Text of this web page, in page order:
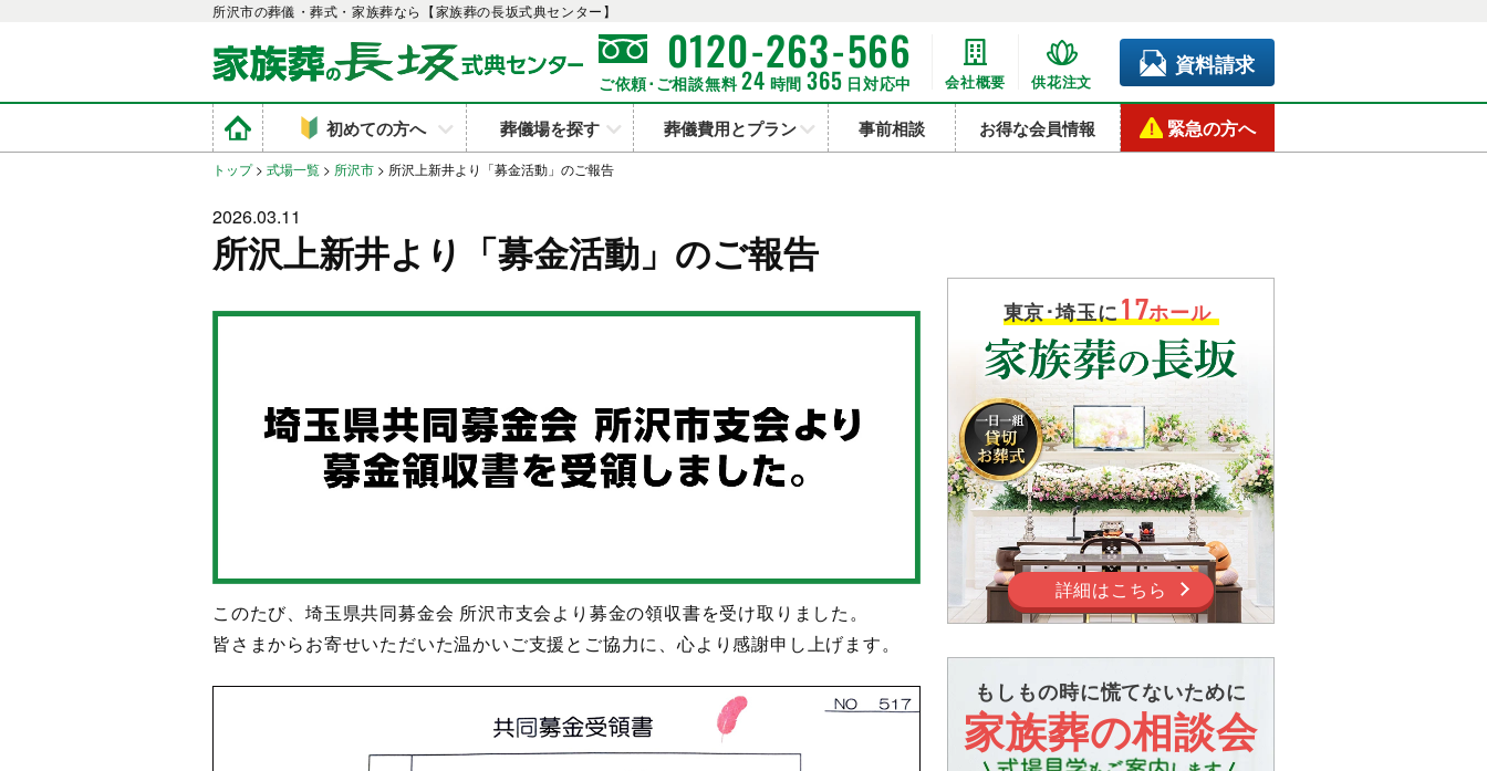
所沢市の葬儀・葬式・家族葬なら【家族葬の長坂式典センター】
0120-263-566
ご依頼･ご相談無料 24 時間 365 日対応中 会社概要 供花注文
資料請求
初めての方へ 葬儀場を探す 葬儀費用とプラン 事前相談 お得な会員情報 緊急の方へ
トップ > 式場一覧 > 所沢市 > 所沢上新井より「募金活動」のご報告
2026.03.11
所沢上新井より「募金活動」のご報告
このたび、埼玉県共同募金会 所沢市支会より募金の領収書を受け取りました。
皆さまからお寄せいただいた温かいご支援とご協力に、心より感謝申し上げます。
東京･埼玉に17ホール
詳細はこちら
もしもの時に慌てないために
家族葬の相談会